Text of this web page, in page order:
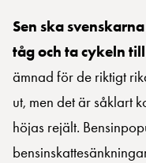
Sen ska
tåg och ta cykeln
ämnad för de riktigt
ut, men det är såklart
höjas rejält.